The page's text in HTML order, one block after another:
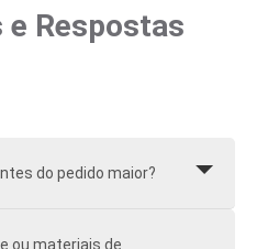
e Respostas
do pedido maior?
ou materiais de